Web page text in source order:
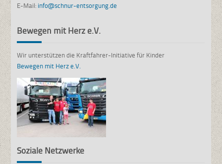
E-Mail: info@schnur-entsorgung.de
Bewegen mit Herz e.V.
Wir unterstützen die Kraftfahrer-Initiative für Kinder
Bewegen mit Herz e.V.
Soziale Netzwerke